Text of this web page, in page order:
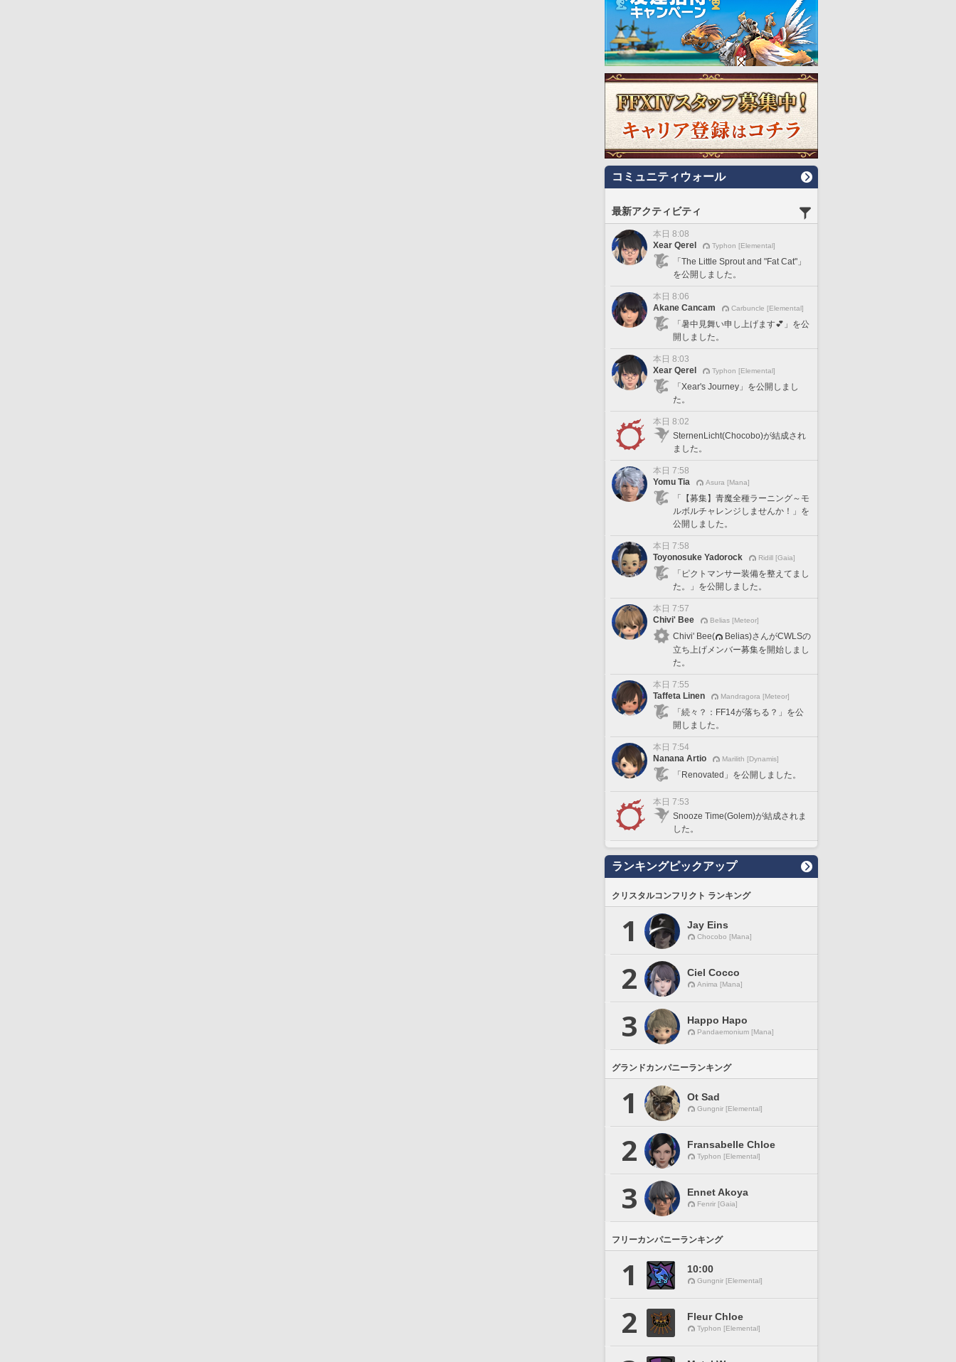
コミュニティウォール
最新アクティビティ
本日 8:08
Xear Qerel
Typhon [Elemental]
「The Little Sprout and "Fat Cat"」
を公開しました。
本日 8:06
Akane Cancam
Carbuncle [Elemental]
「暑中見舞い申し上げます💕」を公
開しました。
本日 8:03
Xear Qerel
Typhon [Elemental]
「Xear's Journey」を公開しまし
た。
本日 8:02
SternenLicht(Chocobo)が結成され
ました。
本日 7:58
Yomu Tia
Asura [Mana]
「【募集】青魔全種ラーニング～モ
ルボルチャレンジしませんか！」を
公開しました。
本日 7:58
Toyonosuke Yadorock
Ridill [Gaia]
「ピクトマンサー装備を整えてまし
た。」を公開しました。
本日 7:57
Chivi' Bee
Belias [Meteor]
Chivi' Bee(
Belias)さんがCWLSの
立ち上げメンバー募集を開始しまし
た。
本日 7:55
Taffeta Linen
Mandragora [Meteor]
「続々？：FF14が落ちる？」を公
開しました。
本日 7:54
Nanana Artio
Marilith [Dynamis]
「Renovated」を公開しました。
本日 7:53
Snooze Time(Golem)が結成されま
した。
ランキングピックアップ
クリスタルコンフリクト ランキング
1 Jay Eins
Chocobo [Mana]
2 Ciel Cocco
Anima [Mana]
3 Happo Hapo
Pandaemonium [Mana]
グランドカンパニーランキング
1 Ot Sad
Gungnir [Elemental]
2 Fransabelle Chloe
Typhon [Elemental]
3 Ennet Akoya
Fenrir [Gaia]
フリーカンパニーランキング
1 10:00
Gungnir [Elemental]
2 Fleur Chloe
Typhon [Elemental]